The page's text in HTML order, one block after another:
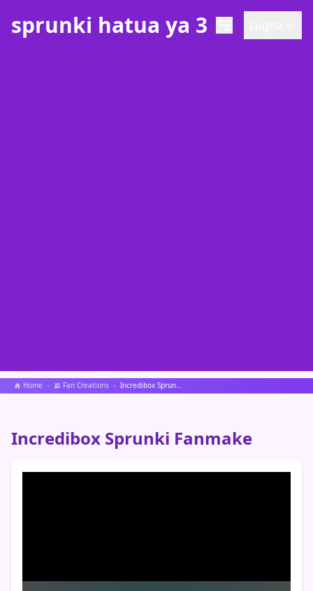
sprunki hatua ya 3
Home Fan Creations Incredibox Sprunki Fanmake
Incredibox Sprunki Fanmake